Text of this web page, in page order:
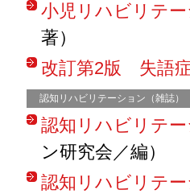
小児リハビリテ
著）
改訂第2版 失語
認知リハビリテーション（雑誌）
認知リハビリテ
ン研究会／編）
認知リハビリテ